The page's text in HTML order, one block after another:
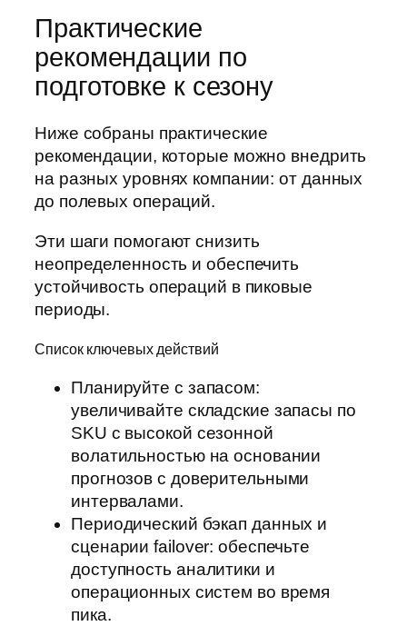
Практические
рекомендации по
подготовке к сезону
Ниже собраны практические
рекомендации, которые можно внедрить
на разных уровнях компании: от данных
до полевых операций.
Эти шаги помогают снизить
неопределенность и обеспечить
устойчивость операций в пиковые
периоды.
Список ключевых действий
Планируйте с запасом:
увеличивайте складские запасы по
SKU с высокой сезонной
волатильностью на основании
прогнозов с доверительными
интервалами.
Периодический бэкап данных и
сценарии failover: обеспечьте
доступность аналитики и
операционных систем во время
пика.